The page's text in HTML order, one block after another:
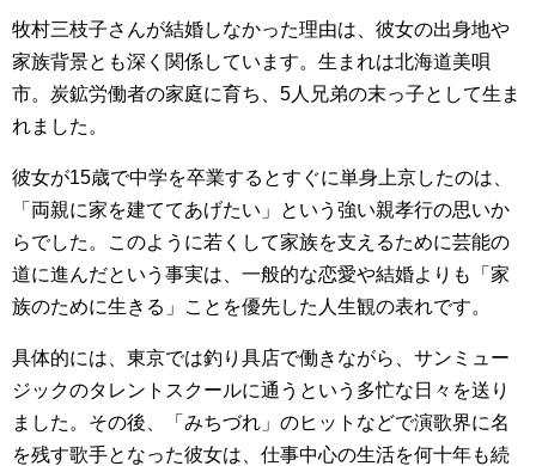
牧村三枝子さんが結婚しなかった理由は、彼女の出身地や
家族背景とも深く関係しています。生まれは北海道美唄
市。炭鉱労働者の家庭に育ち、5人兄弟の末っ子として生ま
れました。
彼女が15歳で中学を卒業するとすぐに単身上京したのは、
「両親に家を建ててあげたい」という強い親孝行の思いか
らでした。このように若くして家族を支えるために芸能の
道に進んだという事実は、一般的な恋愛や結婚よりも「家
族のために生きる」ことを優先した人生観の表れです。
具体的には、東京では釣り具店で働きながら、サンミュー
ジックのタレントスクールに通うという多忙な日々を送り
ました。その後、「みちづれ」のヒットなどで演歌界に名
を残す歌手となった彼女は、仕事中心の生活を何十年も続